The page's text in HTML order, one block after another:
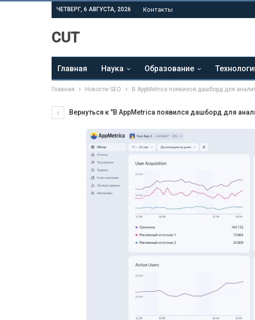
ЧЕТВЕРГ, 6 АВГУСТА, 2026 Контакты
CUT
Главная Наука Образование
Главная Новости SEO В AppMetrica появился дашборд для
Вернуться к "В AppMetrica появился дашборд для